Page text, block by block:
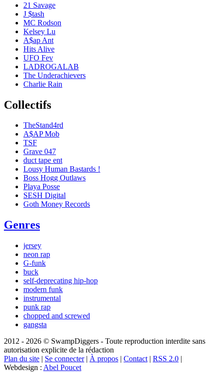
21 Savage
J $tash
MC Rodson
Kelsey Lu
A$ap Ant
Hits Alive
UFO Fev
LADROGALAB
The Underachievers
Charlie Rain
Collectifs
TheStand4rd
A$AP Mob
TSF
Grave 047
duct tape ent
Lousy Human Bastards !
Boss Hogg Outlaws
Playa Posse
SESH Digital
Goth Money Records
Genres
jersey
neon rap
G-funk
buck
self-deprecating hip-hop
modern funk
instrumental
punk rap
chopped and screwed
gangsta
2012 - 2026 © SwampDiggers - Toute reproduction interdite sans
autorisation explicite de la rédaction
Plan du site | Se connecter| À propos | Contact | RSS 2.0 |
Webdesign : Abel Poucet